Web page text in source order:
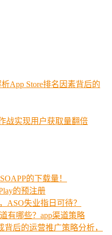
App Store排名因素背后的
战实现用户获取量翻倍
的下载量！
的预注册
ASO失业指日可待？
有哪些？app渠道策略
后的运营推广策略分析，